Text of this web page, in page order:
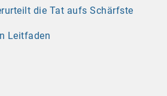
die Tat aufs Schärfste
Leitfaden